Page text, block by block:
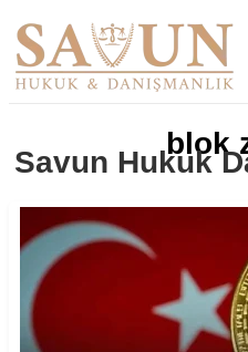
Savun Hukuk
blok